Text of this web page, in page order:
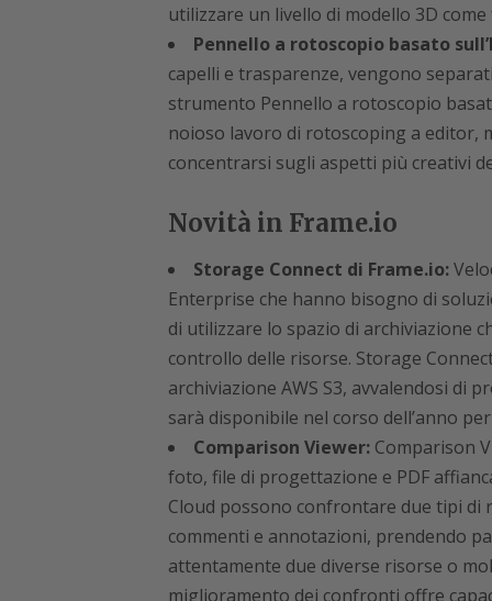
utilizzare un livello di modello 3D
Pennello a rotoscopio basato
capelli e trasparenze, vengono
strumento Pennello a rotoscopio
noioso lavoro di rotoscoping a editor,
concentrarsi sugli aspetti più creativi
Novità in Frame.io
Storage Connect di Frame.io:
Enterprise che hanno bisogno di
di utilizzare lo spazio di archiviazione
controllo delle risorse. Storage
archiviazione AWS S3, avvalendosi di
sarà disponibile nel corso dell’anno
Comparison Viewer:Comparison
foto, file di progettazione e PDF
Cloud possono confrontare due tipi di
commenti e annotazioni, prendendo
attentamente due diverse risorse o
miglioramento dei confronti offre